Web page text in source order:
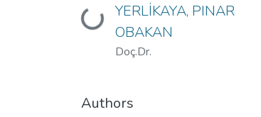
Loading...YERLİKAYA, PINAR
OBAKAN
Doç.Dr.
Authors